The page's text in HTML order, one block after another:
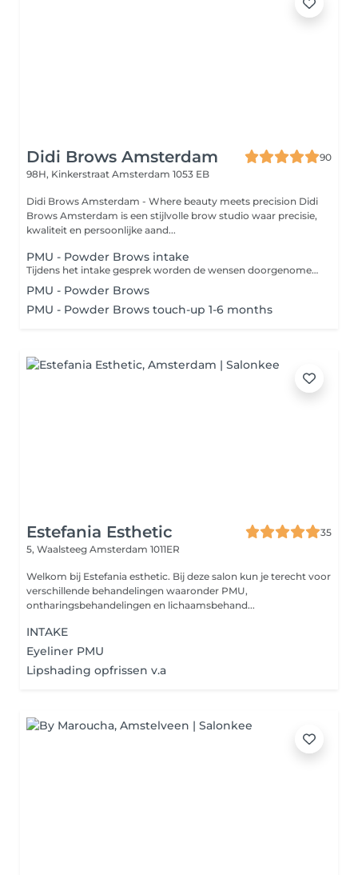
Didi Brows Amsterdam
90
98H, Kinkerstraat Amsterdam 1053 EB
Didi Brows Amsterdam - Where beauty meets precision Didi
Brows Amsterdam is een stijlvolle brow studio waar precisie,
kwaliteit en persoonlijke aand...
PMU - Powder Brows intake
Tijdens het intake gesprek worden de wensen doorgenomen, eventuele medicatie en huidklachten worden besproken. During the intake, your wishes, any medication and skin complaints will be discussed.
PMU - Powder Brows
PMU - Powder Brows touch-up 1-6 months
Estefania Esthetic
35
5, Waalsteeg Amsterdam 1011ER
Welkom bij Estefania esthetic. Bij deze salon kun je terecht voor
verschillende behandelingen waaronder PMU,
ontharingsbehandelingen en lichaamsbehand...
INTAKE
Eyeliner PMU
Lipshading opfrissen v.a